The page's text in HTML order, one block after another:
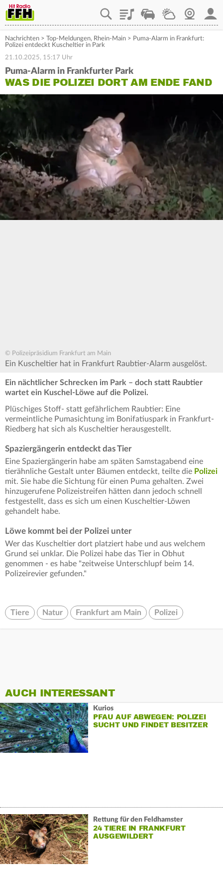
PlaylistStaupilotWetterWebcam
Nachrichten > Top-Meldungen, Rhein-Main > Puma-Alarm in Frankfurt:
Polizei entdeckt Kuscheltier in Park
21.10.2025, 15:17 Uhr
Puma-Alarm in Frankfurter Park
WAS DIE POLIZEI DORT AM ENDE FAND
© Polizeipräsidium Frankfurt am Main
Ein Kuscheltier hat in Frankfurt Raubtier-Alarm ausgelöst.
Ein nächtlicher Schrecken im Park – doch statt Raubtier
wartet ein Kuschel-Löwe auf die Polizei.
Plüschiges Stoff- statt gefährlichem Raubtier: Eine
vermeintliche Pumasichtung im Bonifatiuspark in Frankfurt-
Riedberg hat sich als Kuscheltier herausgestellt.
Spaziergängerin entdeckt das Tier
Eine Spaziergängerin habe am späten Samstagabend eine
tierähnliche Gestalt unter Bäumen entdeckt, teilte die Polizei
mit. Sie habe die Sichtung für einen Puma gehalten. Zwei
hinzugerufene Polizeistreifen hätten dann jedoch schnell
festgestellt, dass es sich um einen Kuscheltier-Löwen
gehandelt habe.
Löwe kommt bei der Polizei unter
Wer das Kuscheltier dort platziert habe und aus welchem
Grund sei unklar. Die Polizei habe das Tier in Obhut
genommen - es habe "zeitweise Unterschlupf beim 14.
Polizeirevier gefunden."
Tiere Natur Frankfurt am Main Polizei
AUCH INTERESSANT
Kurios
PFAU AUF ABWEGEN: POLIZEI
SUCHT UND FINDET BESITZER
Rettung für den Feldhamster
24 TIERE IN FRANKFURT
AUSGEWILDERT